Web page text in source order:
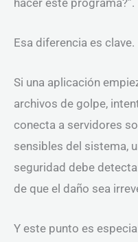
Esa diferencia es clave.
Si una aplicación
archivos de golpe,
conecta a servidores
sensibles del sistema,
seguridad debe
de que el daño sea
Y este punto es